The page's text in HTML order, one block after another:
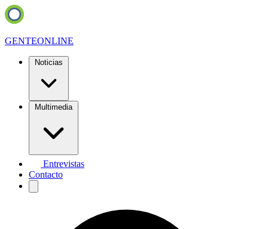
GENTEONLINE
Noticias
Multimedia
Entrevistas
Contacto